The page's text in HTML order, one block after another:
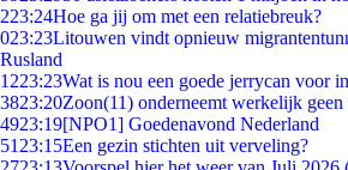
223:24Hoe ga jij om met een relatiebreuk?
023:23Litouwen vindt opnieuw
Rusland
1223:23Wat is nou een goede jerrycan voor
3823:20Zoon(11) onderneemt werkelijk
4923:19[NPO1] Goedenavond Nederland
51 23:15Een gezin stichten uit verveling?